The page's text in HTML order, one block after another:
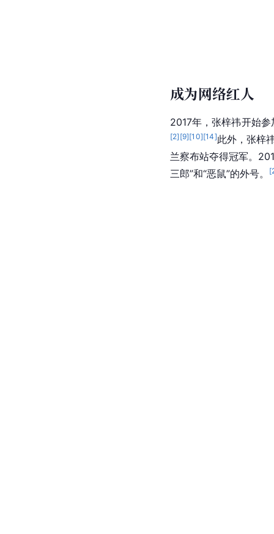
成为网络红人
2017年，张梓祎开始
[2] [9][10][14]此外，张梓
兰察布站夺得冠军。
三郎”和“恶鼠”的外号。
[